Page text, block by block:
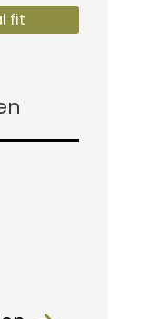
fit